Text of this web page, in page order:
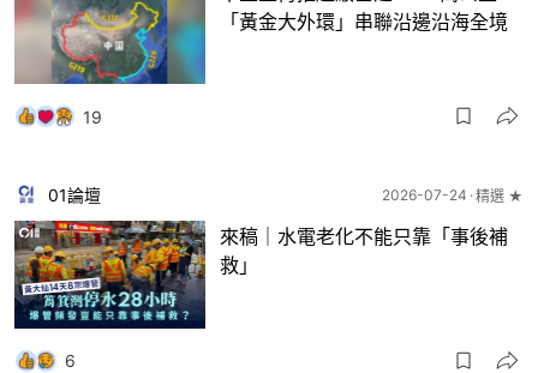
「黃金大外環」串聯沿邊沿海全境
19
01論壇 2026-07-24 精選 ★
來稿｜水電老化不能只靠「事後補
救」
6